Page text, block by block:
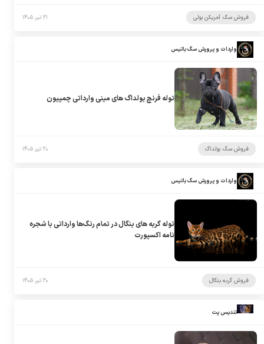
فروش سگ آمریکن بولی ۲۱ تیر ۱۴۰۵
واردات و پرورش سگ باتیس
توله فرنچ بولداگ های مینی وارداتی چمپیون
فروش سگ بولداگ ۲۰ تیر ۱۴۰۵
واردات و پرورش سگ باتیس
توله گربه های بنگال در تمام رنگ‌ها وارداتی با شجره
نامه اکسپورت
فروش گربه بنگال ۲۰ تیر ۱۴۰۵
تندیس پت